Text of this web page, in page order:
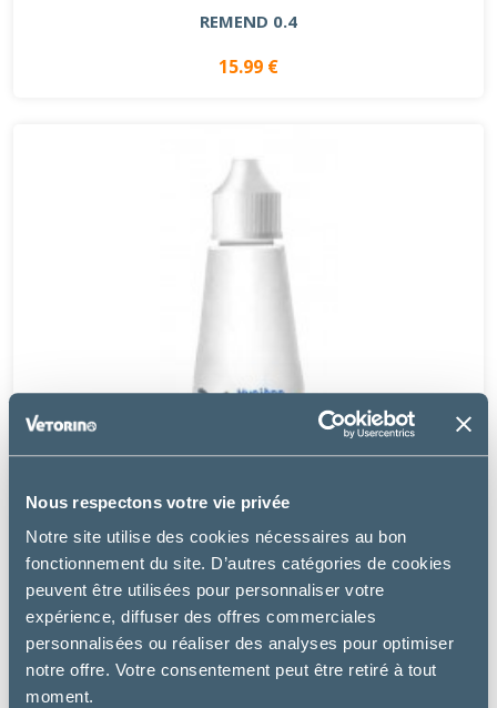
Nous respectons votre vie privée
Notre site utilise des cookies nécessaires au bon
fonctionnement du site. D’autres catégories de cookies
peuvent être utilisées pour personnaliser votre
expérience, diffuser des offres commerciales
personnalisées ou réaliser des analyses pour optimiser
notre offre. Votre consentement peut être retiré à tout
moment.
REMEND 0.4
15.99 €
Osalia
KERIOX NETTOYANT OCULAIRE